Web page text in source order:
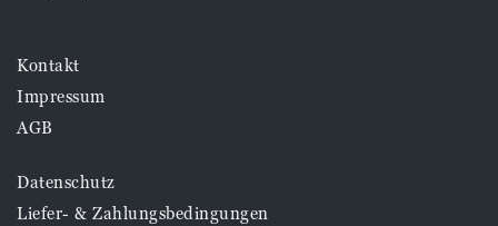
Kontakt
Impressum
AGB
Datenschutz
Liefer- & Zahlungsbedingungen